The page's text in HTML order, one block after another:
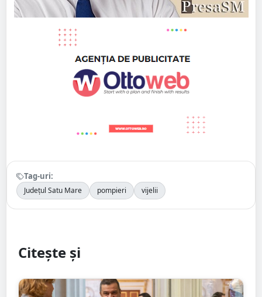
Tag-uri:
Județul Satu Mare pompieri vijelii
Citește și